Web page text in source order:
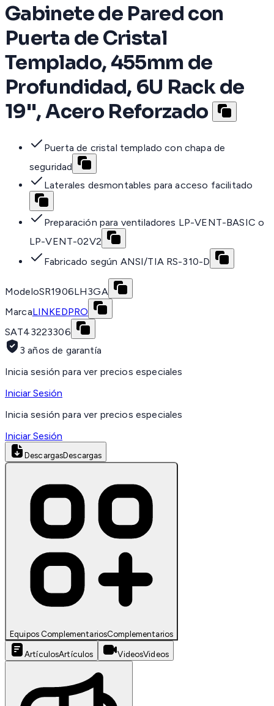
Gabinete de Pared con
Puerta de Cristal
Templado, 455mm de
Profundidad, 6U Rack de
19'', Acero Reforzado
Puerta de cristal templado con chapa de
seguridad
Laterales desmontables para acceso facilitado
Preparación para ventiladores LP-VENT-BASIC o
LP-VENT-02V2
Fabricado según ANSI/TIA RS-310-D
ModeloSR1906LH3GA
MarcaLINKEDPRO
SAT43223306
3 años de garantía
Inicia sesión para ver precios especiales
Iniciar Sesión
Inicia sesión para ver precios especiales
Iniciar Sesión
DescargasDescargas
Equipos ComplementariosComplementarios
ArtículosArtículos VideosVideos